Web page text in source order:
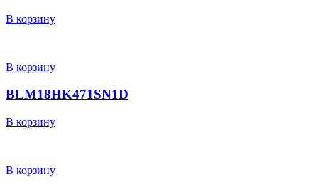
В корзину
В корзину
BLM18HK471SN1D
В корзину
В корзину